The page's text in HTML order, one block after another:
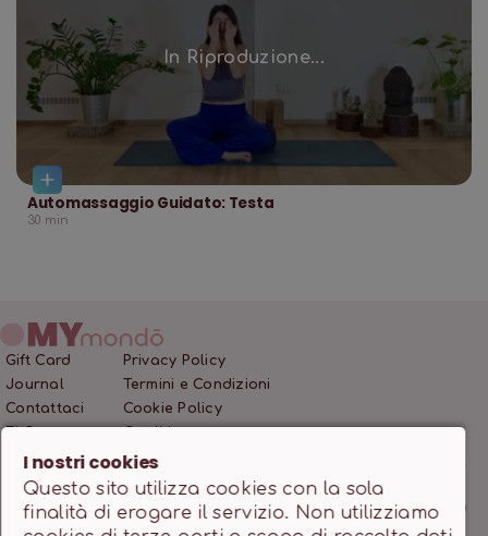
In Riproduzione...
Automassaggio Guidato: Testa
30 min
Gift Card
Journal
Contattaci
Privacy Policy
Termini e Condizioni
Cookie Policy
MONDO SSD SRL • P.IVA 12466200966 • Capitale Sociale
10.000,00 €
I nostri cookies
Questo sito utilizza cookies con la sola
finalità di erogare il servizio. Non utilizziamo